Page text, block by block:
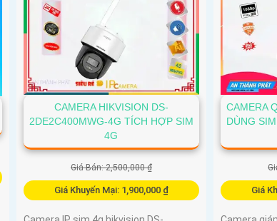
CAMERA HIKVISION DS-
2DE2C400MWG-4G TÍCH HỢP SIM
4G
Giá Bán: 2,500,000 ₫
Giá Khuyến Mại: 1,900,000 ₫
CAMERA
DÙNG
Giá